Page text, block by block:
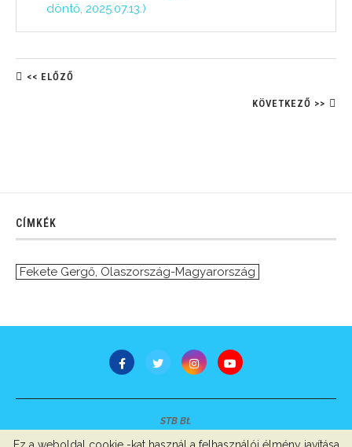
döntő, 2025.07.13.)
<< ELŐZŐ
KÖVETKEZŐ >>
CÍMKÉK
Fekete Gergő Olaszország-Magyarország
STB Bt.
Minden jog fenntartva © 2007-2022